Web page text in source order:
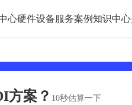
心硬件设备服务案例知识中心
方案？ 10秒估算一下